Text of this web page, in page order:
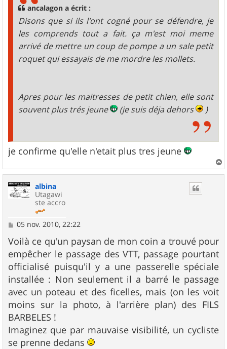
ancalagon a écrit :
Disons que si ils l'ont cogné pour se défendre, je
les comprends tout a fait. ça m'est moi meme
arrivé de mettre un coup de pompe a un sale petit
roquet qui essayais de me mordre les mollets.
Apres pour les maitresses de petit chien, elle sont
souvent plus trés jeune
(je suis déja dehors )
je confirme qu'elle n'etait plus tres jeune
a
albina
Utagawi
ste accro
M
s
s
a
g
e
05 nov. 2010, 22:22
Voilà ce qu'un paysan de mon coin a trouvé pour
empêcher le passage des VTT, passage pourtant
officialisé puisqu'il y a une passerelle spéciale
installée : Non seulement il a barré le passage
avec un poteau et des ficelles, mais (on les voit
moins sur la photo, à l'arrière plan) des FILS
BARBELES !
Imaginez que par mauvaise visibilité, un cycliste
se prenne dedans